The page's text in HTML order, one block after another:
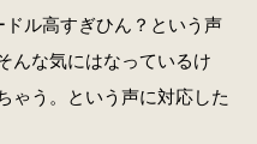
ドル高すぎひん？という声
んな気にはなっているけ
ゃう。という声に対応した